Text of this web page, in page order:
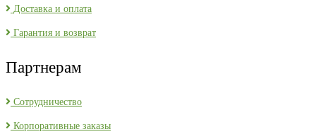
Доставка и оплата
Гарантия и возврат
Партнерам
Сотрудничество
Корпоративные заказы